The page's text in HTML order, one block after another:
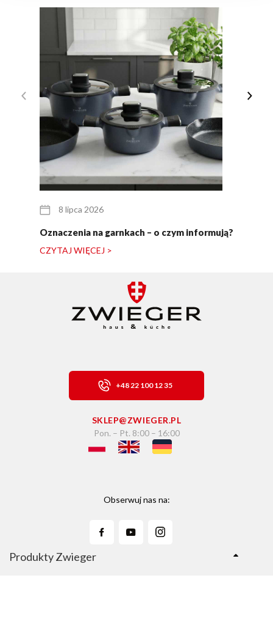
8 lipca 2026
Oznaczenia na garnkach – o czym informują?
CZYTAJ WIĘCEJ >
+48 22 100 12 35
SKLEP@ZWIEGER.PL
Pon. – Pt. 8:00 – 16:00
Obserwuj nas na:
Produkty Zwieger